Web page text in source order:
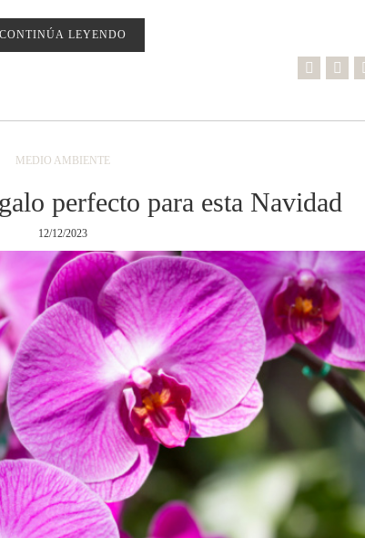
CONTINÚA LEYENDO
MEDIO AMBIENTE
perfecto para esta Navidad
12/12/2023